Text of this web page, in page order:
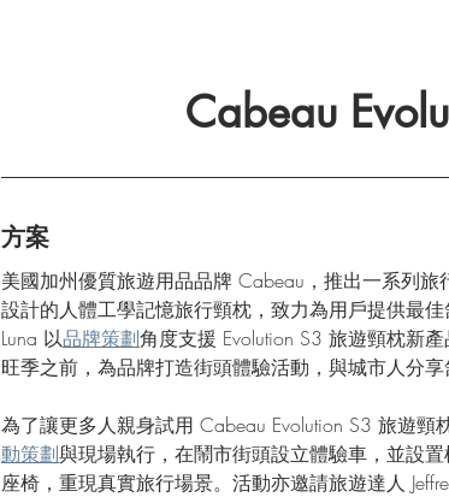
Cabeau
方案
美國加州優質旅遊用品品牌 Cabeau，推出一系列旅
設計的人體工學記憶旅行頸枕，致力為用戶提供最佳
Luna 以品牌策劃角度支援 Evolution S3 旅遊頸枕新
旺季之前，為品牌打造街頭體驗活動，與城市人分享
為了讓更多人親身試用 Cabeau Evolution S3 旅遊頸
動策劃與現場執行，在鬧市街頭設立體驗車，並設
座椅，重現真實旅行場景。活動亦邀請旅遊達人